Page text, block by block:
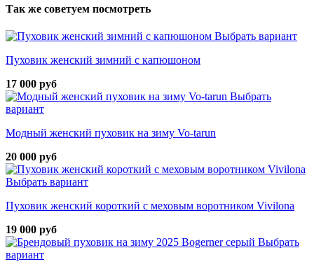
Так же советуем посмотреть
Выбрать вариант
Пуховик женский зимний с капюшоном
17 000 руб
Выбрать
вариант
Модный женский пуховик на зиму Vo-tarun
20 000 руб
Выбрать вариант
Пуховик женский короткий с меховым воротником Vivilona
19 000 руб
Выбрать
вариант